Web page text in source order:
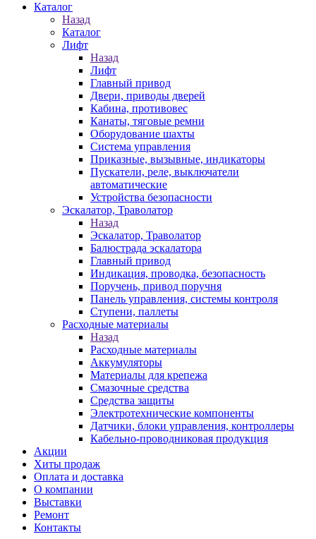
Каталог
Назад
Каталог
Лифт
Назад
Лифт
Главный привод
Двери, приводы дверей
Кабина, противовес
Канаты, тяговые ремни
Оборудование шахты
Система управления
Приказные, вызывные, индикаторы
Пускатели, реле, выключатели
автоматические
Устройства безопасности
Эскалатор, Траволатор
Назад
Эскалатор, Траволатор
Балюстрада эскалатора
Главный привод
Индикация, проводка, безопасность
Поручень, привод поручня
Панель управления, системы контроля
Ступени, паллеты
Расходные материалы
Назад
Расходные материалы
Аккумуляторы
Материалы для крепежа
Смазочные средства
Средства защиты
Электротехнические компоненты
Датчики, блоки управления, контроллеры
Кабельно-проводниковая продукция
Акции
Хиты продаж
Оплата и доставка
О компании
Выставки
Ремонт
Контакты